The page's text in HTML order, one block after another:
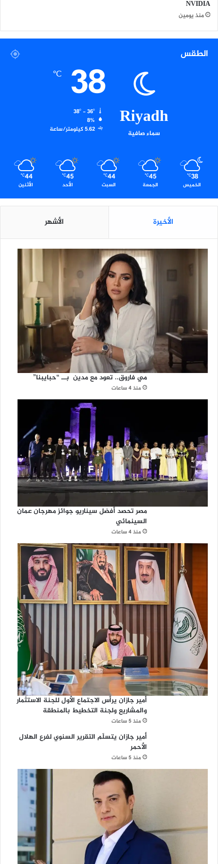
ج
ت
ا
ي
س
ا
NVIDIA
منذ يومين
الطقس
Riyadh
سماء صافية
38
℃
8%
5.62 كيلومتر/ساعة
38
℃
الخميس
45
℃
الجمعة
44
℃
السبت
45
℃
الأحد
44
℃
الأثنين
الأخيرة الأشهر
مي فاروق.. تعود مع مدين بــ “حبايبنا”
منذ 4 ساعات
مصر تحصد أفضل سيناريو جوائز مهرجان عمان
السينمائي
منذ 4 ساعات
أمير جازان يرأس الاجتماع الأول للجنة الاستثمار
والمشاريع ولجنة التخطيط بالمنطقة
منذ 5 ساعات
أمير جازان يتسلّم التقرير السنوي لفرع الهلال
الأحمر
منذ 5 ساعات